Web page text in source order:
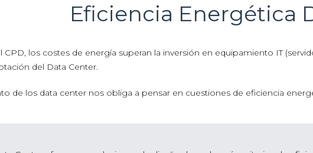
Eficiencia Energética
CPD, los costes de energía superan la inversión en equipamiento IT
del Data Center.
de los data center nos obliga a pensar en cuestiones de eficiencia